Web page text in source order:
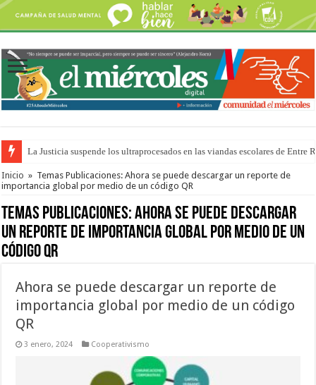
La Justicia suspende los ultraprocesados en las viandas escolares de Entre
Se presentará la obra “La Runfla de los Macanos”
Inicio » Temas Publicaciones: Ahora se puede descargar un reporte de
importancia global por medio de un código QR
Temas Publicaciones:Ahora se puede descargar
un reporte de importancia global por medio de un
código QR
Ahora se puede descargar un reporte de
importancia global por medio de un código
QR
3 enero, 2024 Cooperativismo